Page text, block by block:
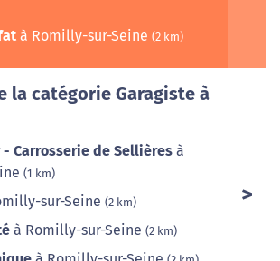
à Romilly-sur-Seine (2 km)
la catégorie Garagiste à
Carrosserie de Sellières à
(1 km)
sur-Seine (2 km)
à Romilly-sur-Seine (2 km)